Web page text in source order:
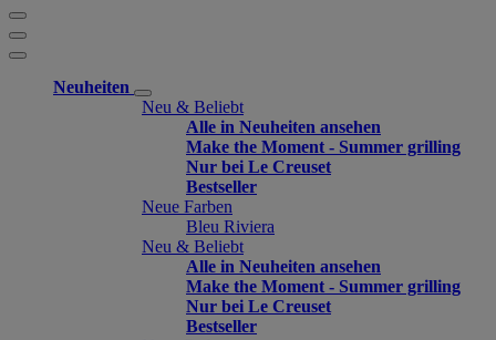
Neuheiten
Neu & Beliebt
Alle in Neuheiten ansehen
Make the Moment - Summer grilling
Nur bei Le Creuset
Bestseller
Neue Farben
Bleu Riviera
Neu & Beliebt
Alle in Neuheiten ansehen
Make the Moment - Summer grilling
Nur bei Le Creuset
Bestseller